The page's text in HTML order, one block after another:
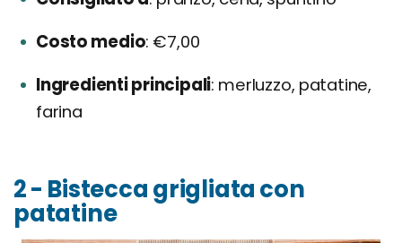
Costo medio €7,00
Ingredienti principali merluzzo, patatine,
farina
2 - Bistecca grigliata con
patatine